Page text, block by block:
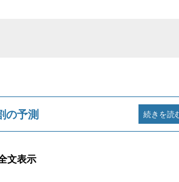
の予測 続きを読
文表示